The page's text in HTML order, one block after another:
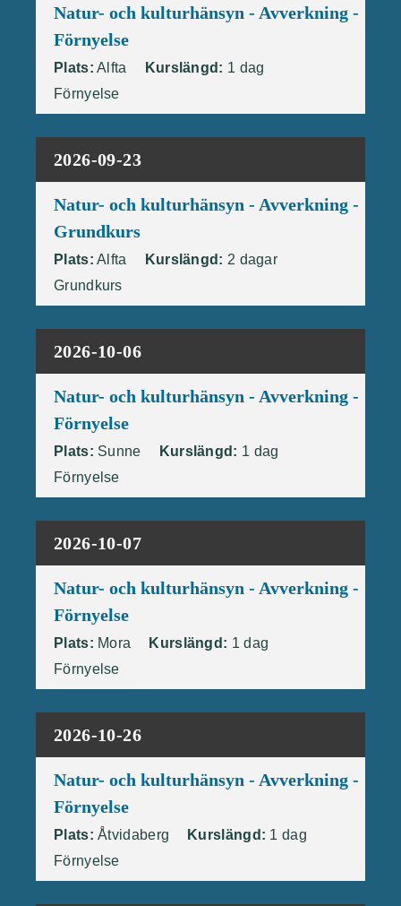
Natur- och kulturhänsyn - Avverkning -
Förnyelse
Plats: Alfta Kurslängd: 1 dag
Förnyelse
2026-09-23
Natur- och kulturhänsyn - Avverkning -
Grundkurs
Plats: Alfta Kurslängd: 2 dagar
Grundkurs
2026-10-06
Natur- och kulturhänsyn - Avverkning -
Förnyelse
Plats: Sunne Kurslängd: 1 dag
Förnyelse
2026-10-07
Natur- och kulturhänsyn - Avverkning -
Förnyelse
Plats: Mora Kurslängd: 1 dag
Förnyelse
2026-10-26
Natur- och kulturhänsyn - Avverkning -
Förnyelse
Plats: Åtvidaberg Kurslängd: 1 dag
Förnyelse